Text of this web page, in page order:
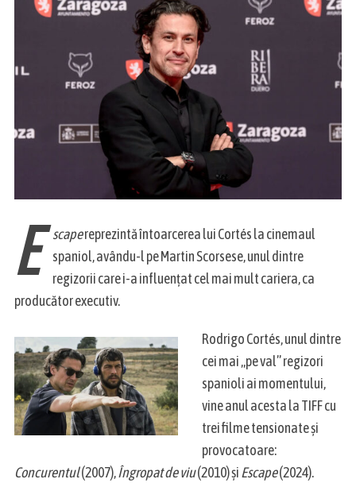
E scapereprezintă întoarcerea lui Cortés la cinemaul
spaniol, avându-l pe Martin Scorsese, unul dintre
regizorii care i-a influențat cel mai mult cariera, ca
producător executiv.
Rodrigo Cortés, unul dintre
cei mai „pe val” regizori
spanioli ai momentului,
vine anul acesta la TIFF cu
trei filme tensionate și
provocatoare:
Concurentul(2007),Îngropat de viu(2010) șiEscape(2024).